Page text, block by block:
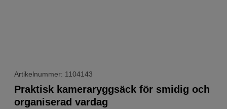
Artikelnummer: 1104143
Praktisk kameraryggsäck för smidig och
organiserad vardag